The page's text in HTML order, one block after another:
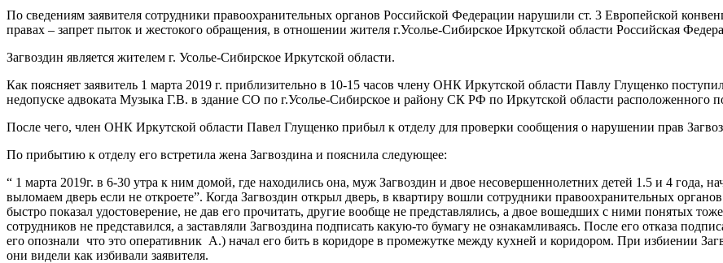
По сведениям заявителя сотрудники правоохранительных органов Российской Федерации нарушили ст. 3 Европейской
правах – запрет пыток и жестокого обращения, в отношении жителя г.Усолье-Сибирское Иркутской области Российская
Загвоздин является жителем г. Усолье-Сибирское Иркутской области.
Как поясняет заявитель 1 марта 2019 г. приблизительно в 10-15 часов члену ОНК Иркутской области Павлу Глущенко
недопуске адвоката Музыка Г.В. в здание СО по г.Усолье-Сибирское и району СК РФ по Иркутской области расположенного
После чего, член ОНК Иркутской области Павел Глущенко прибыл к отделу для проверки сообщения о нарушении прав
По прибытию к отделу его встретила жена Загвоздина и пояснила следующее:
“ 1 марта 2019г. в 6-30 утра к ним домой, где находились она, муж Загвоздин и двое несовершеннолетних детей 1.5 и 4 года,
выломаем дверь если не откроете”. Когда Загвоздин открыл дверь, в квартиру вошли сотрудники правоохранительных
быстро показал удостоверение, не дав его прочитать, другие вообще не представлялись, а двое вошедших с ними понятых
сотрудников не представился, а заставляли Загвоздина подписать какую-то бумагу не ознакамливаясь. После его отказа
его опознали что это оперативник А.) начал его бить в коридоре в промежутке между кухней и коридором. При избиении
они видели как избивали заявителя.